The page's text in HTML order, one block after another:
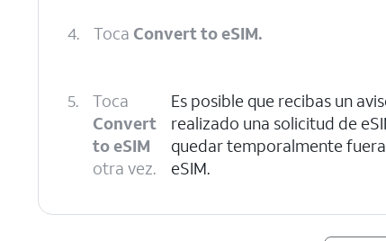
4. Toca Convert to eSIM.
5.
Toca
Convert
to eSIM
otra vez.
Es posible que recibas un
realizado una solicitud de
quedar temporalmente
eSIM.